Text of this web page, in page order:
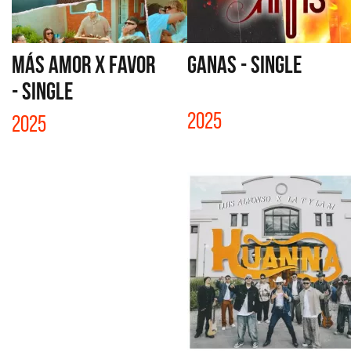
MÁS AMOR X FAVOR
- SINGLE
2025
GANAS - SINGLE
2025